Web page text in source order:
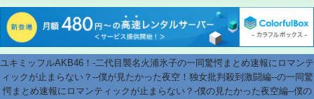
ユキミッフルAKB46！-二代目襲名火浦氷子の一同驚愕まとめ速報にロマンテ
ィックが止まらない？--僕が見たかった夜空！独女批判殺到激闘編--の一同驚
愕まとめ速報にロマンティックが止まらない？-僕の見たかった夜空編--僕の